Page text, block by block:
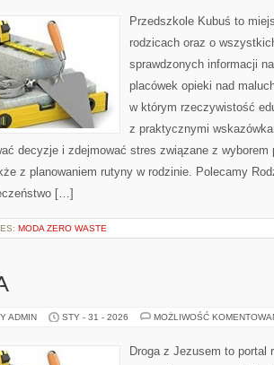
Przedszkole Kubuś to
rodzicach oraz o
sprawdzonych informacji
placówek opieki nad
w którym rzeczywistość
z praktycznymi
decyzje i zdejmować stres związane z
z planowaniem rutyny w rodzinie. Polecamy
[…]
MODA ZERO WASTE
ADMIN STY - 31 - 2026 MOŻLIWOŚĆ
Droga z Jezusem to portal